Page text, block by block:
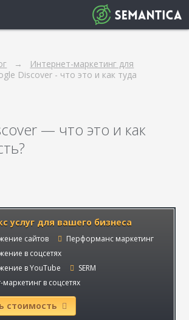
Интернет-маркетинг для
Discover - что это и как туда
— что это и как
услуг для вашего бизнеса
сайтов
Перформанс маркетинг
в соцсетях
в YouTube
SERM
маркетинг в соцсетях
стоимость